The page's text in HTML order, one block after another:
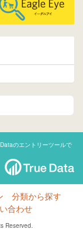
のエントリーツールで
分類から探す
合わせ
Reserved.